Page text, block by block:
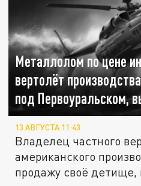
Металлолом по цене
вертолёт
под Первоуральском,
13 АВГУСТА 11:43
Владелец частного
американского
продажу своё детище,